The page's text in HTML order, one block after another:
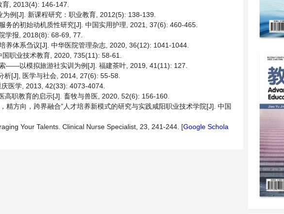
, 2013(4): 146-147.
例[J]. 新课程研究：职业教育, 2012(5): 138-139.
务的初始动机质性研究[J]. 中国实用护理, 2021, 37(6): 460-465.
学报, 2018(8): 68-69, 77.
养体系刍议[J]. 中华医院管理杂志, 2020, 36(12): 1041-1044.
职业技术教育, 2020, 735(11): 58-61.
——以模拟旅游社实训为例[J]. 福建茶叶, 2019, 41(11): 127.
[J], 医学与社会, 2014, 27(6): 55-58.
医学, 2013, 42(33): 4073-4074.
职教育的启示[J]. 畜牧与兽医, 2020, 52(6): 156-160.
精方向，跨界融合”人才培养新模式的研究与实践咸阳职业技术学院[J]. 中国
Your Talents. Clinical Nurse Specialist, 23, 241-244. [Google Schola